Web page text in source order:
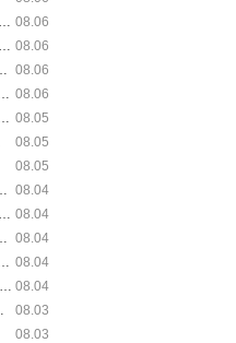
08.06
08.06
08.06
08.06
08.05
08.05
08.05
08.04
08.04
08.04
08.04
08.04
08.03
08.03